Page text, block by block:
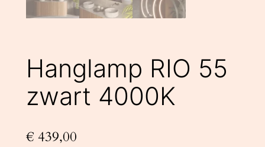
Hanglamp RIO 55
zwart 4000K
€ 439,00